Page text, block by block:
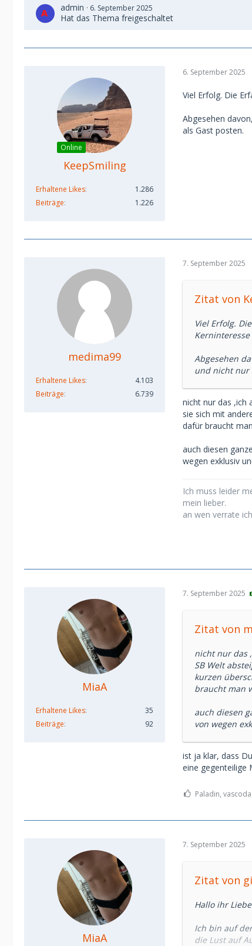
admin 6. September 2025
Hat das Thema freigeschaltet
Online
KeepSmiling
Erhaltene Likes
1.286
Beiträge
1.226
6. September 2025
Viel Erfolg. Die
Abgesehen
als Gast posten.
medima99
Erhaltene Likes
4.103
Beiträge
6.739
7. September 2025
Zitat von
Viel Erfolg.
Abgesehen
und nicht nur
nicht nur das ,ich
sie sich mit
dafür braucht
auch diesen
wegen exklusiv
Ich muss leider
mein lieber.
an wen verrate
MiaA
Erhaltene Likes
35
Beiträge
92
7. September 2025
Zitat von
nicht nur das
SB Welt
kurzen
braucht man
auch diesen
von wegen
ist ja klar, dass
eine gegenteilige
Paladin,
MiaA
7. September 2025
Zitat von
Hallo ihr
Ich bin auf
die Lust auf